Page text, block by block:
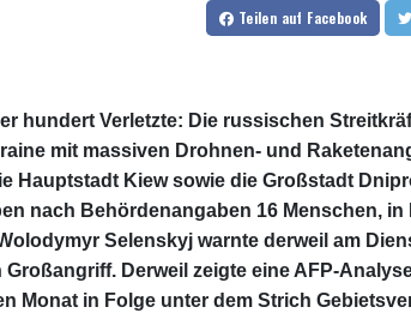
Teilen auf Facebook
hundert Verletzte: Die russischen
mit massiven Drohnen- und
Hauptstadt Kiew sowie die Großstadt
nach Behördenangaben 16 Menschen, in
Selenskyj warnte derweil am
Derweil zeigte eine AFP-
Monat in Folge unter dem Strich